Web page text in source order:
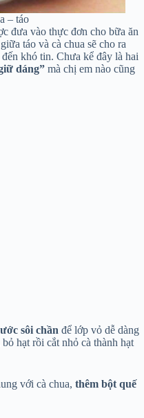
– táo
đưa vào thực đơn cho bữa ăn
táo và cà chua sẽ cho ra
khó tin. Chưa kể đây là hai
dáng” mà chị em nào cũng
sôi chần để lớp vỏ dễ dàng
hạt rồi cắt nhỏ cà thành hạt
với cà chua, thêm bột quế